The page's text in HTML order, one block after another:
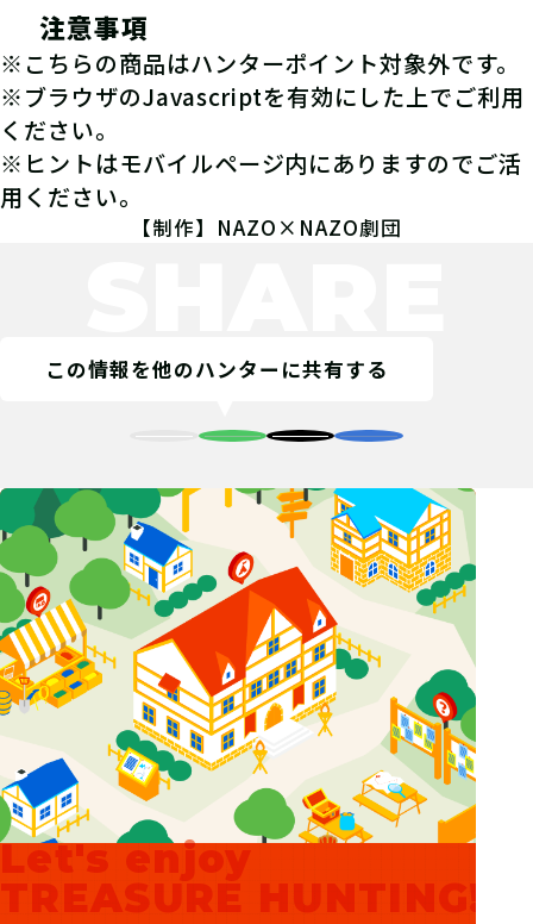
くよ！ 筆記用具やスマートフォンな
052.参加表明をする
参加表明をして、クリア時に参加表明
報酬をGETしよう！
注意事項
※こちらの商品はハンターポイント対象外です。
※ブラウザのJavascriptを有効にした上でご利用
ください。
※ヒントはモバイルページ内にありますのでご活
用ください。
【制作】NAZO×NAZO劇団
この情報を他のハンターに共有する
Let's enjoy
TREASURE HUNTING!